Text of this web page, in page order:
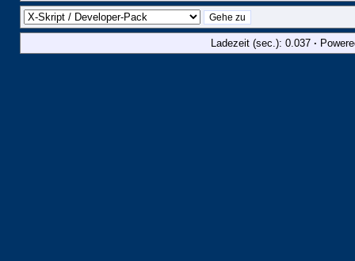
Ladezeit (sec.): 0.037 ·